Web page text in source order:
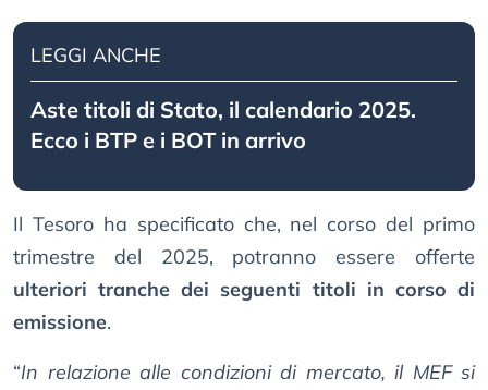
LEGGI ANCHE
Aste titoli di Stato, il calendario 2025.
Ecco i BTP e i BOT in arrivo
Il Tesoro ha specificato che, nel corso del primo
trimestre del 2025, potranno essere offerte
ulteriori tranche dei seguenti titoli in corso di
emissione.
“In relazione alle condizioni di mercato, il MEF si